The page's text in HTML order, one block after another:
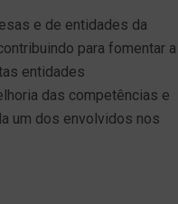
e de entidades da
para fomentar a
entidades
das competências e
um dos envolvidos nos